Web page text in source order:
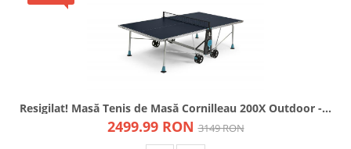
Resigilat! Masă Tenis de Masă Cornilleau 200X Outdoor - Laminat 5mm, 2 Frâne, Clasa D (Copie) - Albastru
2499.99 RON 3149 RON